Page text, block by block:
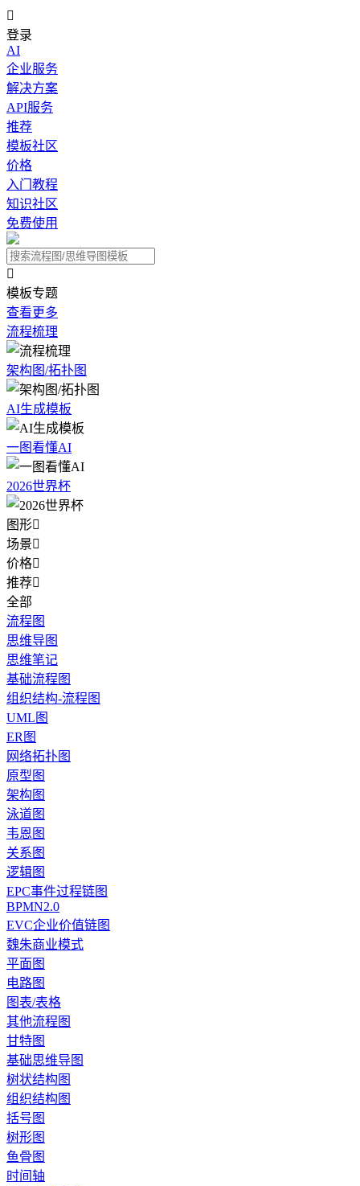

登录
AI
企业服务
解决方案
API服务
推荐
模板社区
价格
入门教程
知识社区
免费使用

模板专题
查看更多
流程梳理
架构图/拓扑图
AI生成模板
一图看懂AI
2026世界杯
图形
场景
价格
推荐
全部
流程图
思维导图
思维笔记
基础流程图
组织结构-流程图
UML图
ER图
网络拓扑图
原型图
架构图
泳道图
韦恩图
关系图
逻辑图
EPC事件过程链图
BPMN2.0
EVC企业价值链图
魏朱商业模式
平面图
电路图
图表/表格
其他流程图
甘特图
基础思维导图
树状结构图
组织结构图
括号图
树形图
鱼骨图
时间轴